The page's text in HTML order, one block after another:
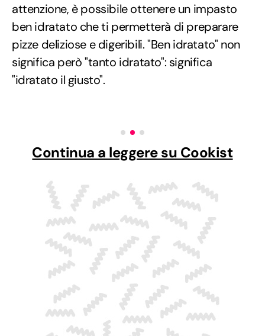
attenzione, è possibile ottenere un impasto
ben idratato che ti permetterà di preparare
pizze deliziose e digeribili. "Ben idratato" non
significa però "tanto idratato": significa
"idratato il giusto".
Continua a leggere su Cookist